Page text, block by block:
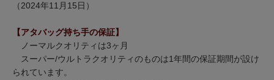
（2024年11月15日）
【アタバッグ持ち手の保証】
ノーマルクオリティは3ヶ月
スーパー/ウルトラクオリティのものは1年間の保証期間が設け
られています。